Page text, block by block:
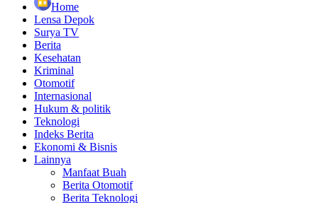
Home
Lensa Depok
Surya TV
Berita
Kesehatan
Kriminal
Otomotif
Internasional
Hukum & politik
Teknologi
Indeks Berita
Ekonomi & Bisnis
Lainnya
Manfaat Buah
Berita Otomotif
Berita Teknologi